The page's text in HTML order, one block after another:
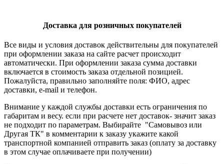
Доставка для розничных покупателей
Все виды и условия доставок действительны для покупателей
при оформлении заказа на сайте расчет происходит
автоматически. При оформлении заказа сумма доставки
включается в стоимость заказа отдельной позицией.
Пожалуйста, правильно заполняйте поля: ФИО, адрес
доставки, e-mail и телефон.
Внимание у каждой службы доставки есть ограничения по
габаритам и весу. если при расчете нет доставок- значит заказ
не подходит по параметрам. Выбирайте "Самовывоз или
Другая ТК" в комментарии к заказу укажите какой
транспортной компанией отправить заказ (оплату за доставку
в этом случае оплачиваете при получении)